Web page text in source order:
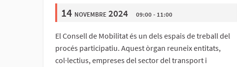
14 novembre 2024 09:00 - 11:00
El Consell de Mobilitat és un dels espais de treball del
procés participatiu. Aquest òrgan reuneix entitats,
col·lectius, empreses del sector del transport i